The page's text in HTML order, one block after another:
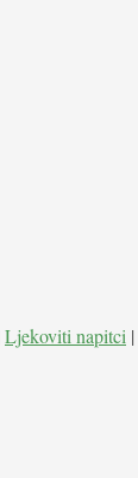
Ljekoviti napitci |